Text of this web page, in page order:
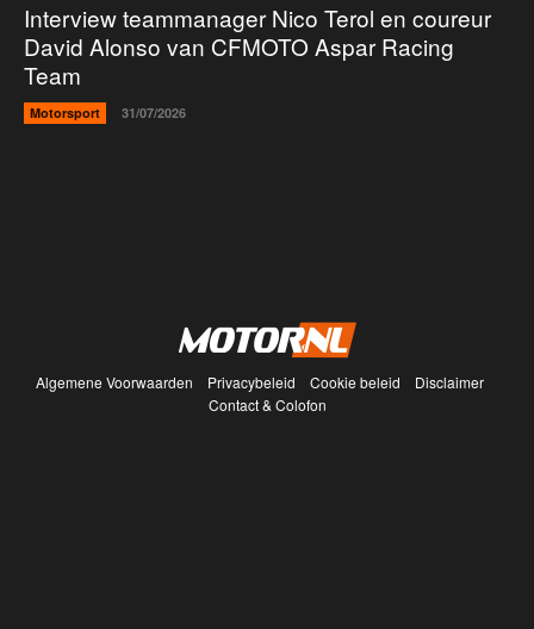
Interview teammanager Nico Terol en coureur
David Alonso van CFMOTO Aspar Racing
Team
Motorsport 31/07/2026
Algemene Voorwaarden Privacybeleid Cookie beleid
Disclaimer
Contact & Colofon